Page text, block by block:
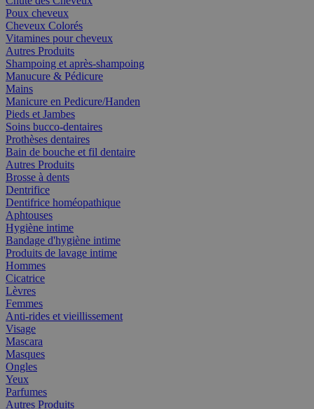
Poux cheveux
Cheveux Colorés
Vitamines pour cheveux
Autres Produits
Shampoing et après-shampoing
Manucure & Pédicure
Mains
Manicure en Pedicure/Handen
Pieds et Jambes
Soins bucco-dentaires
Prothèses dentaires
Bain de bouche et fil dentaire
Autres Produits
Brosse à dents
Dentrifice
Dentifrice homéopathique
Aphtouses
Hygiène intime
Bandage d'hygiène intime
Produits de lavage intime
Hommes
Cicatrice
Lèvres
Femmes
Anti-rides et vieillissement
Visage
Mascara
Masques
Ongles
Yeux
Parfumes
Autres Produits